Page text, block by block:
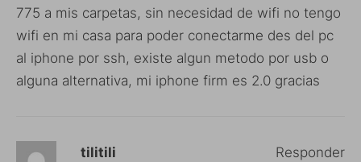
775 a mis carpetas, sin necesidad de wifi no tengo
wifi en mi casa para poder conectarme des del pc
al iphone por ssh, existe algun metodo por usb o
alguna alternativa, mi iphone firm es 2.0 gracias
tilitili Responder